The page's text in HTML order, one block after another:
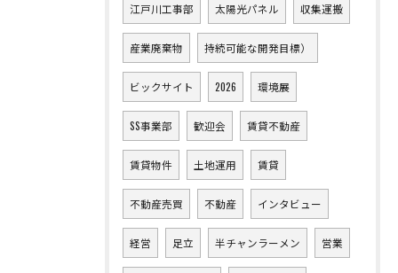
江戸川工事部 太陽光パネル 収集運搬
産業廃棄物 持続可能な開発目標）
ビックサイト 2026 環境展
SS事業部 歓迎会 賃貸不動産
賃貸物件 土地運用 賃貸
不動産売買 不動産 インタビュー
経営 足立 半チャンラーメン 営業